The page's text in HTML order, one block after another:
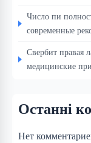
Число пи
современные
Свербит правая
медицинские
Останні
Нет